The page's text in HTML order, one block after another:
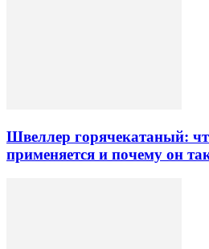
Швеллер горячекатаный:
применяется и почему он